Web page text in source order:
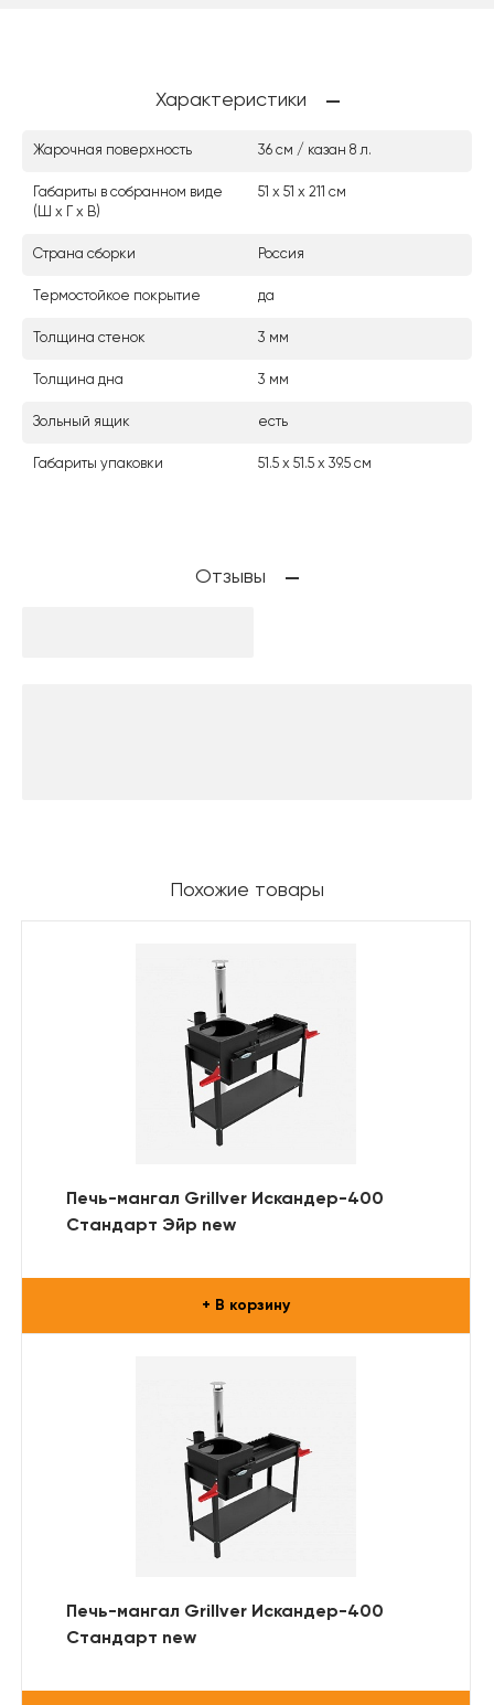
Характеристики
Жарочная поверхность 36 см / казан 8 л.
Габариты в собранном виде
(Ш х Г х В)
51 х 51 х 211 см
Страна сборки Россия
Термостойкое покрытие да
Толщина стенок 3 мм
Толщина дна 3 мм
Зольный ящик есть
Габариты упаковки 51.5 х 51.5 х 39.5 см
Отзывы
Похожие товары
Печь-мангал Grillver Искандер-400
Стандарт Эйр new
+ В корзину
Печь-мангал Grillver Искандер-400
Стандарт new